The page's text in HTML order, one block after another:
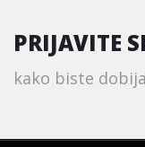
PRIJAVITE
kako biste